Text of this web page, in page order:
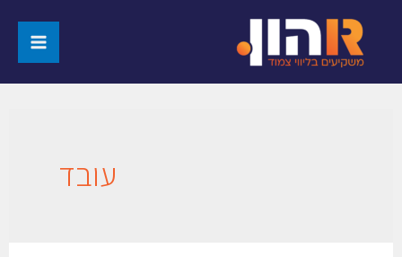
עובד